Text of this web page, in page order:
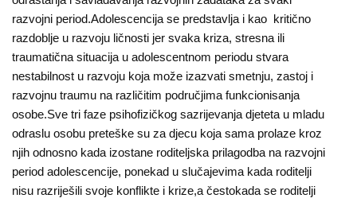
razvojni period.Adolescencija se predstavlja i kao kritično
razdoblje u razvoju ličnosti jer svaka kriza, stresna ili
traumatična situacija u adolescentnom periodu stvara
nestabilnost u razvoju koja može izazvati smetnju, zastoj i
razvojnu traumu na različitim područjima funkcionisanja
osobe.Sve tri faze psihofizičkog sazrijevanja djeteta u mladu
odraslu osobu preteške su za djecu koja sama prolaze kroz
njih odnosno kada izostane roditeljska prilagodba na razvojni
period adolescencije, ponekad u slučajevima kada roditelji
nisu razriješili svoje konflikte i krize,a čestokada se roditelji